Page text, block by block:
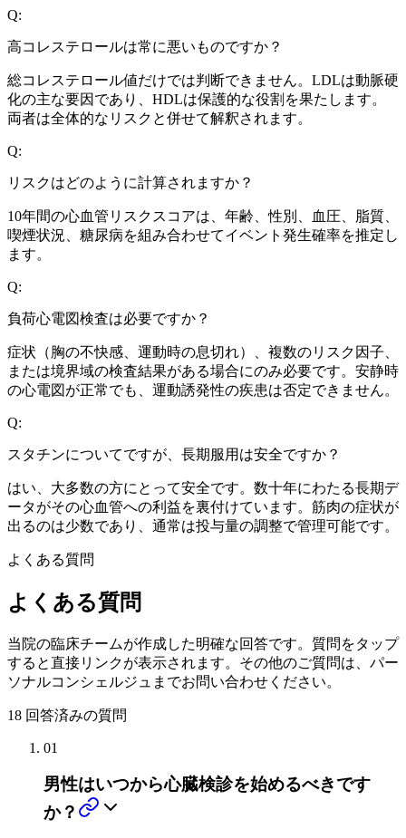
Q:
高コレステロールは常に悪いものですか？
総コレステロール値だけでは判断できません。LDLは動脈硬
化の主な要因であり、HDLは保護的な役割を果たします。
両者は全体的なリスクと併せて解釈されます。
Q:
リスクはどのように計算されますか？
10年間の心血管リスクスコアは、年齢、性別、血圧、脂質、
喫煙状況、糖尿病を組み合わせてイベント発生確率を推定し
ます。
Q:
負荷心電図検査は必要ですか？
症状（胸の不快感、運動時の息切れ）、複数のリスク因子、
または境界域の検査結果がある場合にのみ必要です。安静時
の心電図が正常でも、運動誘発性の疾患は否定できません。
Q:
スタチンについてですが、長期服用は安全ですか？
はい、大多数の方にとって安全です。数十年にわたる長期デ
ータがその心血管への利益を裏付けています。筋肉の症状が
出るのは少数であり、通常は投与量の調整で管理可能です。
よくある質問
よくある質問
当院の臨床チームが作成した明確な回答です。質問をタップ
すると直接リンクが表示されます。その他のご質問は、パー
ソナルコンシェルジュまでお問い合わせください。
18 回答済みの質問
01
男性はいつから心臓検診を始めるべきです
か？